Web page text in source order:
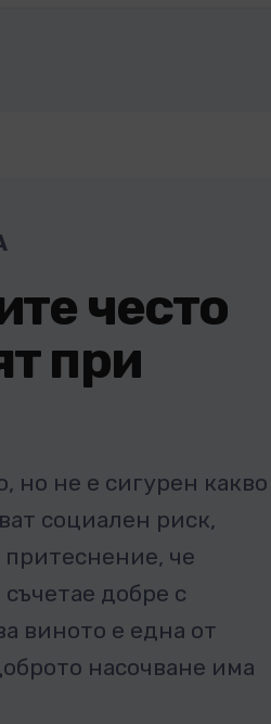
често
при
но не е сигурен какво
социален риск,
че
добре с
виното е една от
насочване има